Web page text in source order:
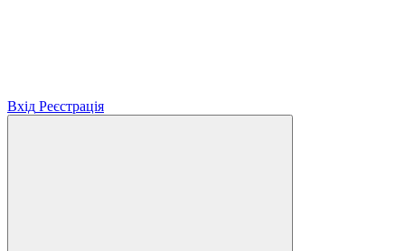
Вхід Реєстрація